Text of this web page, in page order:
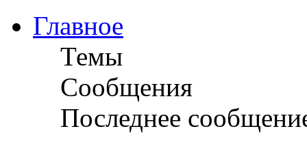
Главное
Темы
Сообщения
Последнее